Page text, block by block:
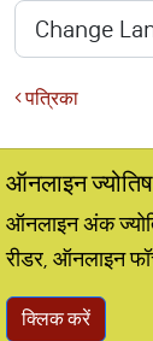
पत्रिका
ऑनलाइन ज्योतिष
ऑनलाइन अंक
रीडर, ऑनलाइन
क्लिक करें